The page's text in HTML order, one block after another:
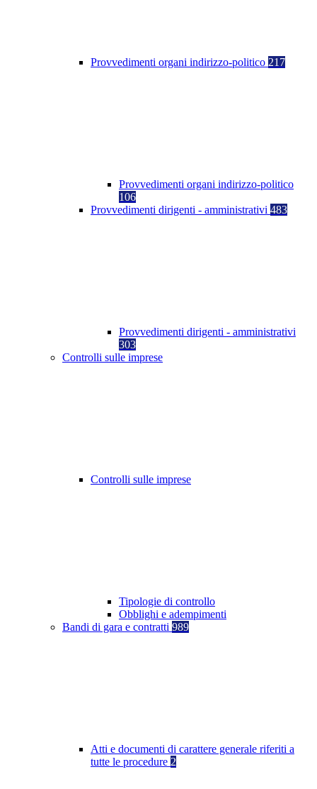
Provvedimenti organi indirizzo-politico 217
Provvedimenti organi indirizzo-politico
106
Provvedimenti dirigenti - amministrativi 483
Provvedimenti dirigenti - amministrativi
303
Controlli sulle imprese
Controlli sulle imprese
Tipologie di controllo
Obblighi e adempimenti
Bandi di gara e contratti 989
Atti e documenti di carattere generale riferiti a
tutte le procedure 2